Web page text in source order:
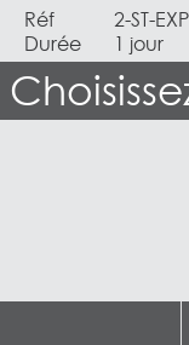
Réf
2-ST-
Durée
1 jour